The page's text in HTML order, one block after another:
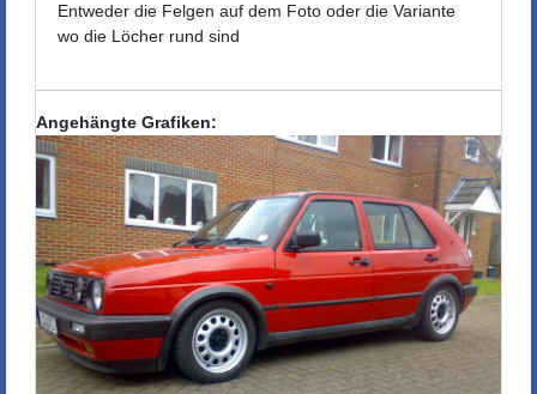
Entweder die Felgen auf dem Foto oder die Variante
wo die Löcher rund sind
Angehängte Grafiken: